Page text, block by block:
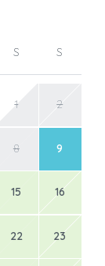
S S
1 2
8 9
15 16
22 23